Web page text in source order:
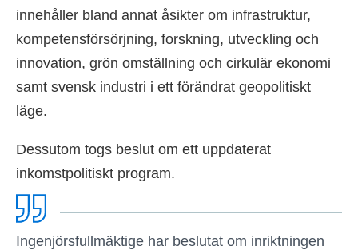
innehåller bland annat åsikter om infrastruktur,
kompetensförsörjning, forskning, utveckling och
innovation, grön omställning och cirkulär ekonomi
samt svensk industri i ett förändrat geopolitiskt
läge.
Dessutom togs beslut om ett uppdaterat
inkomstpolitiskt program.
Ingenjörsfullmäktige har beslutat om inriktningen